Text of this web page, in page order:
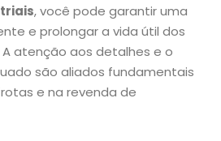
, você pode garantir uma
e prolongar a vida útil dos
atenção aos detalhes e o
são aliados fundamentais
e na revenda de